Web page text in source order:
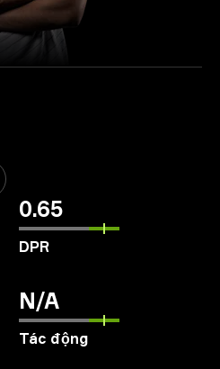
0.65
DPR
N/A
Tác động